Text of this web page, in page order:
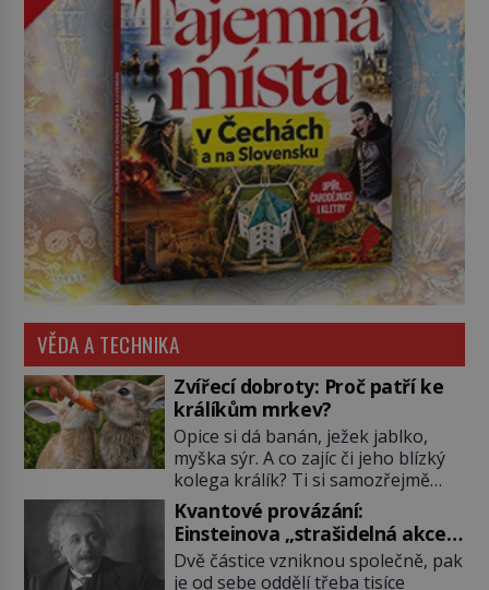
VĚDA A TECHNIKA
Zvířecí dobroty: Proč patří ke
králíkům mrkev?
Opice si dá banán, ježek jablko,
myška sýr. A co zajíc či jeho blízký
kolega králík? Ti si samozřejmě
pochutnají na mrkvi! Proč jsou
podobné představy o potravě
zvířat často spíš mýty? Pokud máte
doma králíka, mrkev mu dát
Kvantové provázání:
Einsteinova „strašidelná akce
na dálku“ dál mate i fascinuje
vědce
Dvě částice vzniknou společně, pak
je od sebe oddělí třeba tisíce